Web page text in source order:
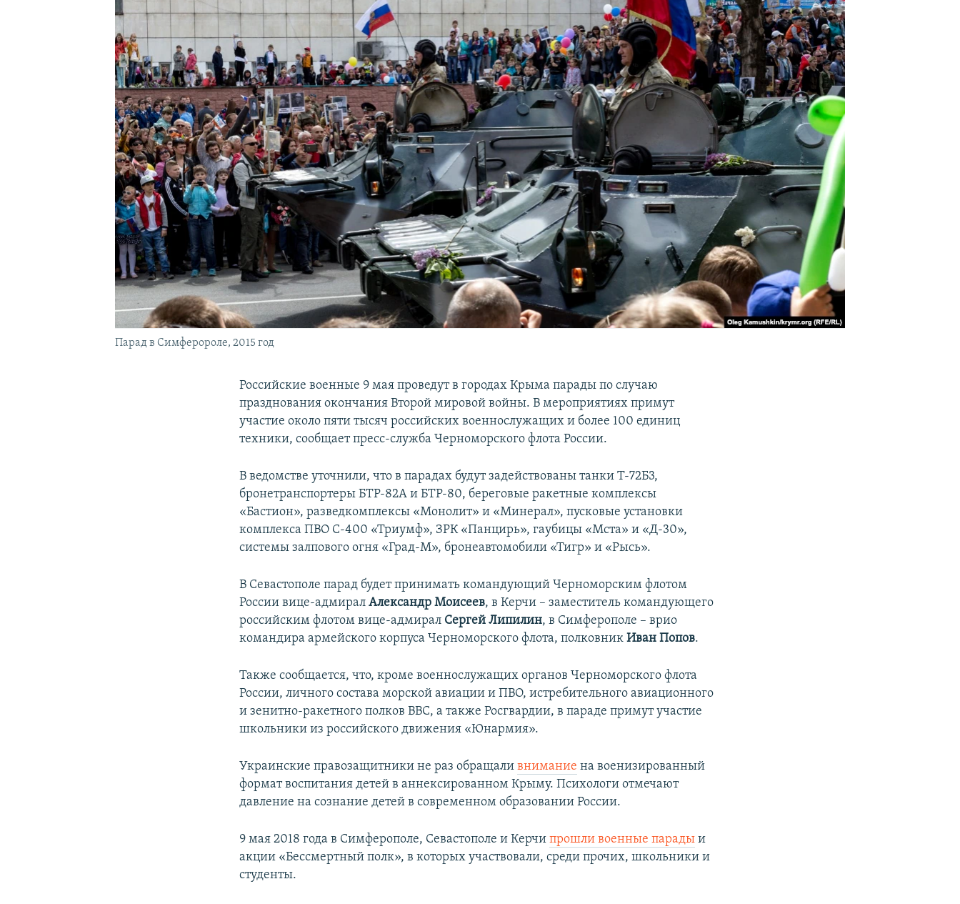
УКРАИНСКАЯ ПРОБЛЕМА КРЫМА
Парад в Симферороле, 2015 год
Российские военные 9 мая проведут в городах Крыма парады по случаю
празднования окончания Второй мировой войны. В мероприятиях примут
участие около пяти тысяч российских военнослужащих и более 100 единиц
техники, сообщает пресс-служба Черноморского флота России.
В ведомстве уточнили, что в парадах будут задействованы танки Т-72Б3,
бронетранспортеры БТР-82А и БТР-80, береговые ракетные комплексы
«Бастион», разведкомплексы «Монолит» и «Минерал», пусковые установки
комплекса ПВО С-400 «Триумф», ЗРК «Панцирь», гаубицы «Мста» и «Д-30»,
системы залпового огня «Град-М», бронеавтомобили «Тигр» и «Рысь».
В Севастополе парад будет принимать командующий Черноморским флотом
России вице-адмирал Александр Моисеев, в Керчи – заместитель командующего
российским флотом вице-адмирал Сергей Липилин, в Симферополе – врио
командира армейского корпуса Черноморского флота, полковникИван Попов.
Также сообщается, что, кроме военнослужащих органов Черноморского флота
России, личного состава морской авиации и ПВО, истребительного авиационного
и зенитно-ракетного полков ВВС, а также Росгвардии, в параде примут участие
школьники из российского движения «Юнармия».
Украинские правозащитники не раз обращаливнимание на военизированный
формат воспитания детей в аннексированном Крыму. Психологи отмечают
давление на сознание детей в современном образовании России.
9 мая 2018 года в Симферополе, Севастополе и Керчипрошли военные парады и
акции «Бессмертный полк», в которых участвовали, среди прочих, школьники и
студенты.